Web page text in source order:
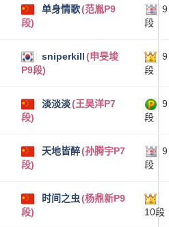
单身情歌(范胤P9
段)
9
段
sniperkill(申旻埈
P9段)
9
段
淡淡淡(王昊洋P7
段)
9
段
天地皆醉(孙腾宇P7
段)
9
段
时间之虫(杨鼎新P9
段)
10段